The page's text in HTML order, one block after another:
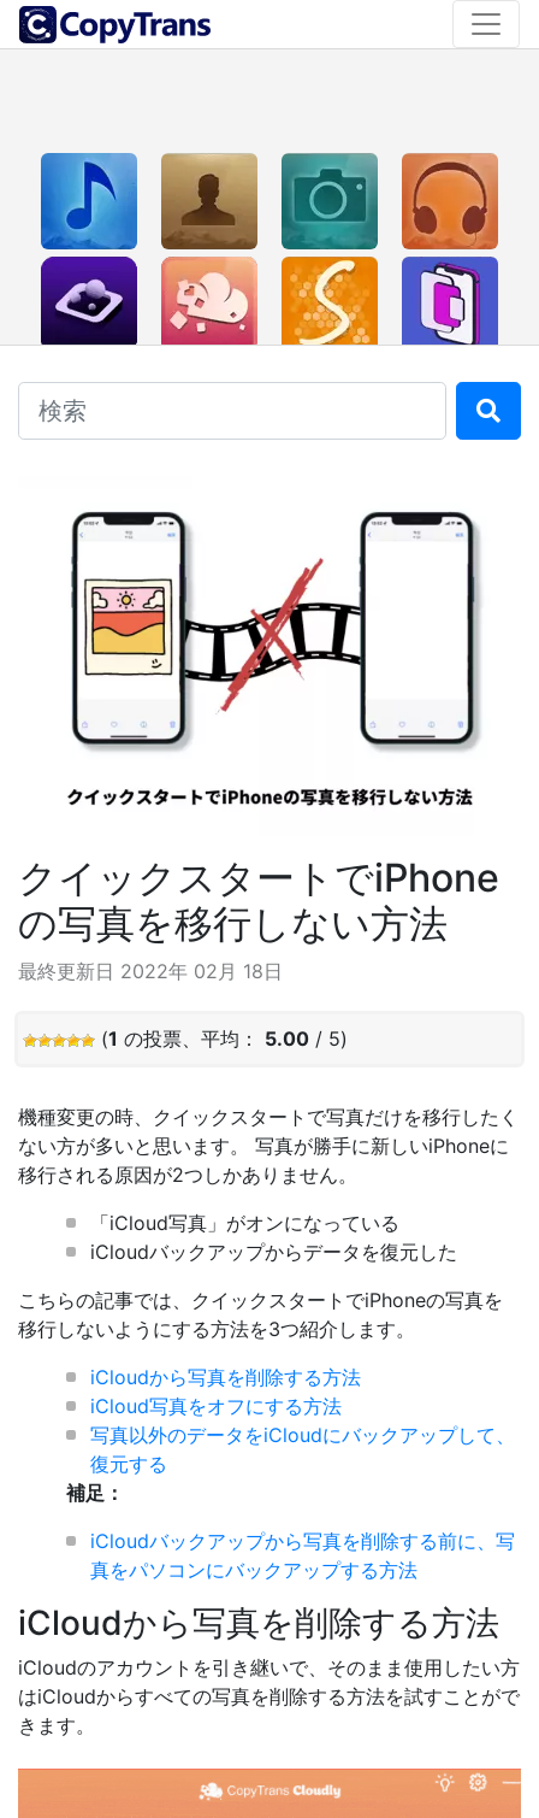
クイックスタートでiPhone
の写真を移行しない方法
最終更新日 2022年 02月 18日
(1 の投票、平均： 5.00 / 5)
機種変更の時、クイックスタートで写真だけを移行したく
ない方が多いと思います。 写真が勝手に新しいiPhoneに
移行される原因が2つしかありません。
「iCloud写真」がオンになっている
iCloudバックアップからデータを復元した
こちらの記事では、クイックスタートでiPhoneの写真を
移行しないようにする方法を3つ紹介します。
iCloudから写真を削除する方法
iCloud写真をオフにする方法
写真以外のデータをiCloudにバックアップして、
復元する
補足：
iCloudバックアップから写真を削除する前に、写
真をパソコンにバックアップする方法
iCloudから写真を削除する方法
iCloudのアカウントを引き継いで、そのまま使用したい方
はiCloudからすべての写真を削除する方法を試すことがで
きます。